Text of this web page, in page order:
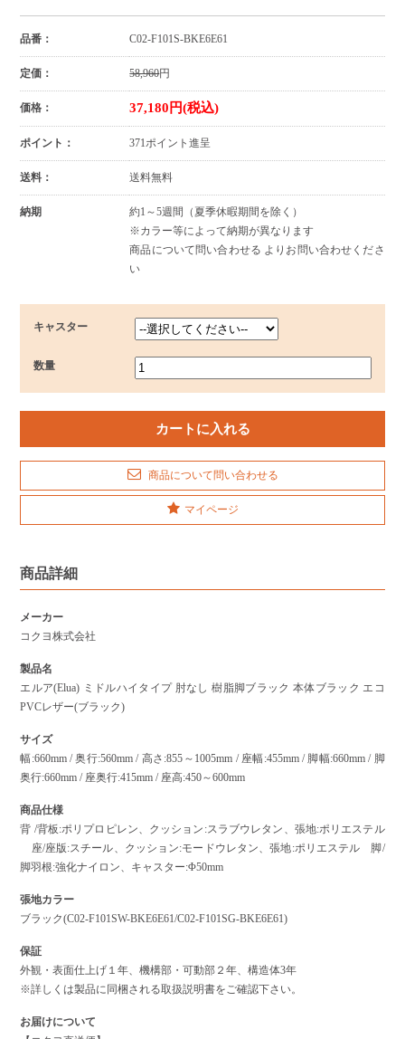
品番： C02-F101S-BKE6E61
定価： 58,960円
価格： 37,180円(税込)
ポイント： 371ポイント進呈
送料： 送料無料
納期
約1～5週間（夏季休暇期間を除く）
※カラー等によって納期が異なります
商品について問い合わせる よりお問い合わせくださ
い
キャスター
数量
商品について問い合わせる
マイページ
商品詳細
メーカー
コクヨ株式会社
製品名
エルア(Elua) ミドルハイタイプ 肘なし 樹脂脚ブラック 本体ブラック エコ
PVCレザー(ブラック)
サイズ
幅:660mm / 奥行:560mm / 高さ:855～1005mm / 座幅:455mm / 脚幅:660mm / 脚
奥行:660mm / 座奥行:415mm / 座高:450～600mm
商品仕様
背 /背板:ポリプロピレン、クッション:スラブウレタン、張地:ポリエステル
座/座版:スチール、クッション:モードウレタン、張地:ポリエステル 脚/
脚羽根:強化ナイロン、キャスター:Φ50mm
張地カラー
ブラック(C02-F101SW-BKE6E61/C02-F101SG-BKE6E61)
保証
外観・表面仕上げ１年、機構部・可動部２年、構造体3年
※詳しくは製品に同梱される取扱説明書をご確認下さい。
お届けについて